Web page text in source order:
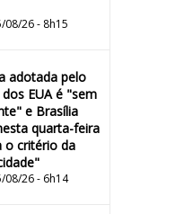
08/26 - 8h15
adotada pelo
EUA é "sem
e Brasília
quarta-feira
o critério da
08/26 - 6h14